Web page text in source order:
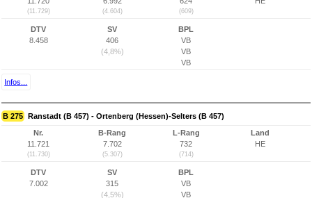
(11.729) (4.604) (609)
DTV
8.458
SV
406
(4,8%)
BPL
VB
VB
VB
Infos...
B 275 Ranstadt (B 457) - Ortenberg (Hessen)-Selters (B 457)
Nr.
11.721
(11.730)
B-Rang
7.702
(5.307)
L-Rang
732
(714)
Land
HE
DTV
7.002
SV
315
(4,5%)
BPL
VB
VB